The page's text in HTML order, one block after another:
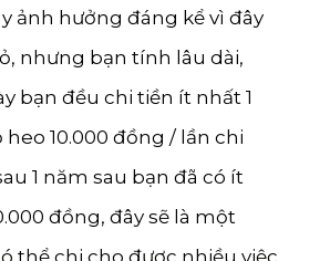
ảnh hưởng đáng kể vì đây
nhưng bạn tính lâu dài,
bạn đều chi tiền ít nhất 1
heo 10.000 đồng / lần chi
1 năm sau bạn đã có ít
đồng, đây sẽ là một